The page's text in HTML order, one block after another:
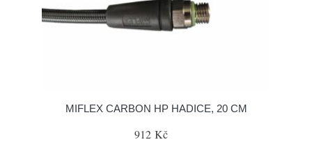
MIFLEX CARBON HP HADICE, 20 CM
912 Kč